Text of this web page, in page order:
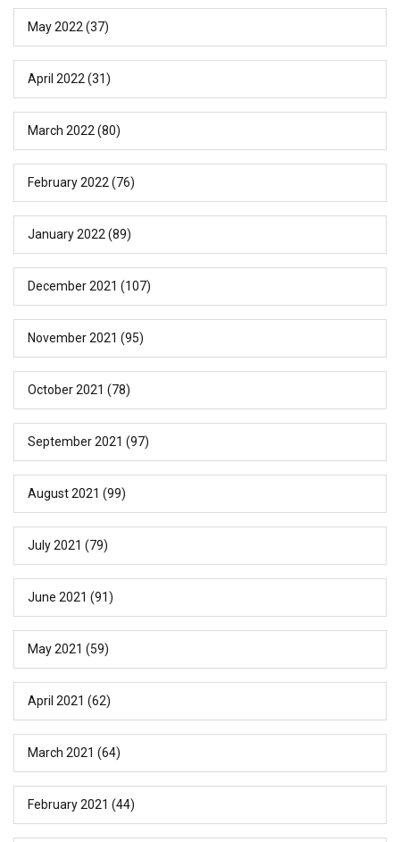
May 2022 (37)
April 2022 (31)
March 2022 (80)
February 2022 (76)
January 2022 (89)
December 2021 (107)
November 2021 (95)
October 2021 (78)
September 2021 (97)
August 2021 (99)
July 2021 (79)
June 2021 (91)
May 2021 (59)
April 2021 (62)
March 2021 (64)
February 2021 (44)